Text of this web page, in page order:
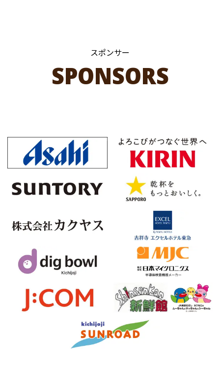
スポンサー
SPONSORS